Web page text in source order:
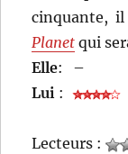
cinquante, il
Planet qui
Elle:
–
Lui :
Lecteurs :